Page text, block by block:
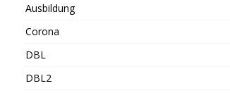
Ausbildung
Corona
DBL
DBL2